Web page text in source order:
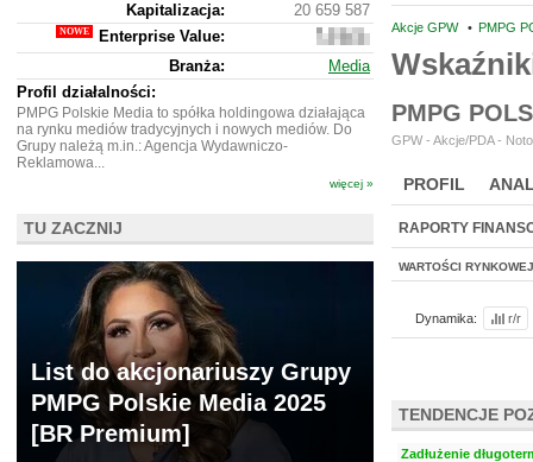
Akcje GPW • PMPG
PMPG
GPW - Akcje/PDA -
PROFIL
BR LAB
RAPORTY
WARTOŚCI RYNKOWEJ
Dynamika: r/r
TENDENCJE
Zadłużenie
Kapitalizacja:
20 659 587
Enterprise Value:
17
165
587
Branża:
Media
Profil działalności:
PMPG Polskie Media to spółka holdingowa działająca
na rynku mediów tradycyjnych i nowych mediów. Do
Grupy należą m.in.: Agencja Wydawniczo-
Reklamowa...
więcej »
TU ZACZNIJ
List do akcjonariuszy Grupy
PMPG Polskie Media 2025
[BR Premium]